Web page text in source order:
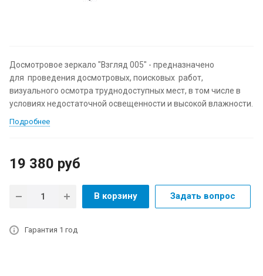
Досмотровое зеркало "Взгляд 005" - предназначено
для проведения досмотровых, поисковых работ,
визуального осмотра труднодоступных мест, в том числе в
условиях недостаточной освещенности и высокой влажности.
Подробнее
19 380 руб
В корзину Задать вопрос
Гарантия 1 год